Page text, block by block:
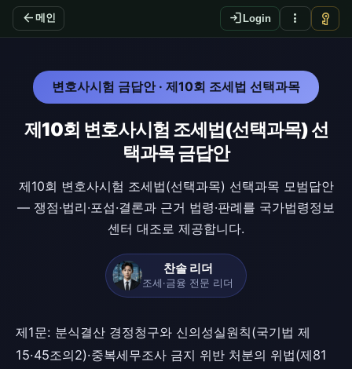
arrow_back 메인 login Login more_vert vpn_key
변호사시험 금답안 · 제10회 조세법 선택과목
제10회 변호사시험 조세법(선택과목) 선
택과목 금답안
제10회 변호사시험 조세법(선택과목) 선택과목 모범답안
— 쟁점·법리·포섭·결론과 근거 법령·판례를 국가법령정보
센터 대조로 제공합니다.
찬솔 리더
조세·금융 전문 리더
제1문: 분식결산 경정청구와 신의성실원칙(국기법 제
15·45조의2)·중복세무조사 금지 위반 처분의 위법(제81